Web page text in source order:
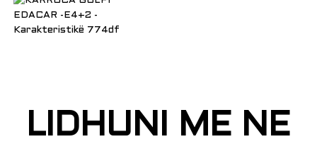
LIDHUNI ME NE